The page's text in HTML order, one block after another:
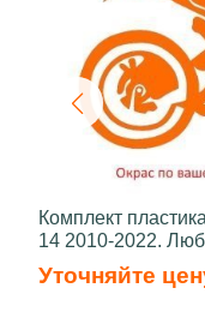
Комплект
14 2010-2022.
Уточняйте